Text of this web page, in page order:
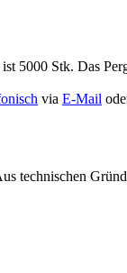
5000 Stk. Das
via E-Mail
technischen